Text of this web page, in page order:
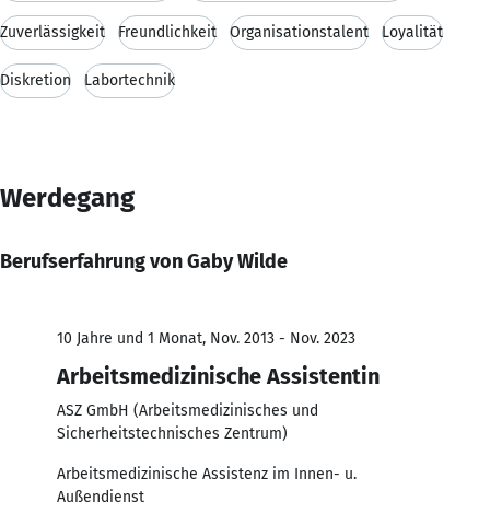
Zuverlässigkeit Freundlichkeit Organisationstalent Loyalität
Diskretion Labortechnik
Werdegang
Berufserfahrung von Gaby Wilde
10 Jahre und 1 Monat, Nov. 2013 - Nov. 2023
Arbeitsmedizinische Assistentin
ASZ GmbH (Arbeitsmedizinisches und
Sicherheitstechnisches Zentrum)
Arbeitsmedizinische Assistenz im Innen- u.
Außendienst